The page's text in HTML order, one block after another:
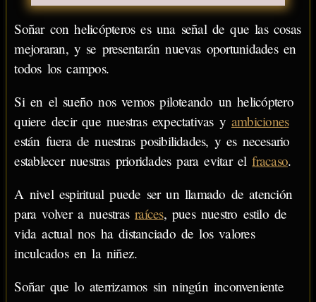
Soñar con helicópteros es una señal de que las cosas
mejoraran, y se presentarán nuevas oportunidades en
todos los campos.
Si en el sueño nos vemos piloteando un helicóptero
quiere decir que nuestras expectativas yambiciones
están fuera de nuestras posibilidades, y es necesario
establecer nuestras prioridades para evitar elfracaso.
A nivel espiritual puede ser un llamado de atención
para volver a nuestrasraíces, pues nuestro estilo de
vida actual nos ha distanciado de los valores
inculcados en la niñez.
Soñar que lo aterrizamos sin ningún inconveniente